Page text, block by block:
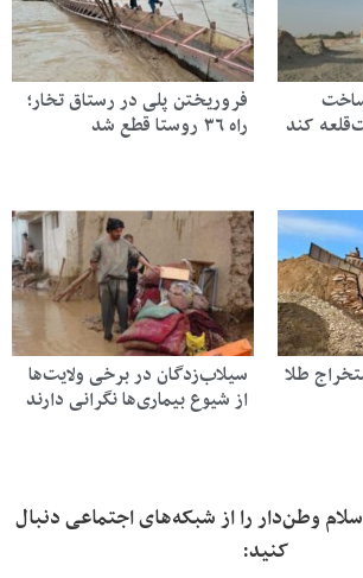
کند
فروریختن پلی در رستاق تخار؛
طلا سیلاب‌زدگان در برخی ولایت‌ها
از شیوع بیماری‌ها نگرانی دارند
وطن‌دار را از شبکه‌های اجتماعی دنبال
کنید: